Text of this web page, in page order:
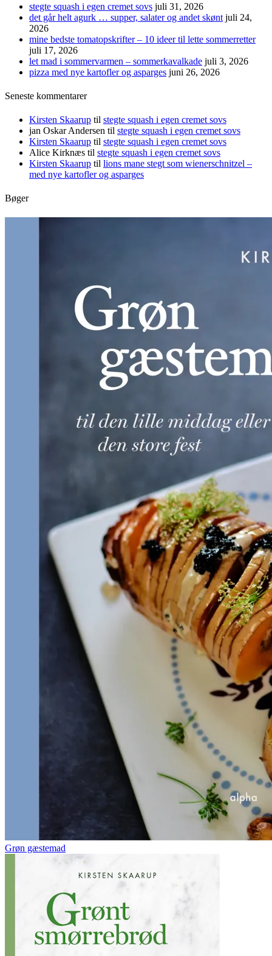
stegte squash i egen cremet sovs juli 31, 2026
det går helt agurk … supper, salater og andet skønt juli 24,
2026
mine bedste tomatopskrifter – 10 ideer til lette sommerretter
juli 17, 2026
let mad i sommervarmen – sommerkavalkade juli 3, 2026
pizza med nye kartofler og asparges juni 26, 2026
Seneste kommentarer
Kirsten Skaarup til stegte squash i egen cremet sovs
jan Oskar Andersen til stegte squash i egen cremet sovs
Kirsten Skaarup til stegte squash i egen cremet sovs
Alice Kirknæs til stegte squash i egen cremet sovs
Kirsten Skaarup til lions mane stegt som wienerschnitzel –
med nye kartofler og asparges
Bøger
Grøn gæstemad